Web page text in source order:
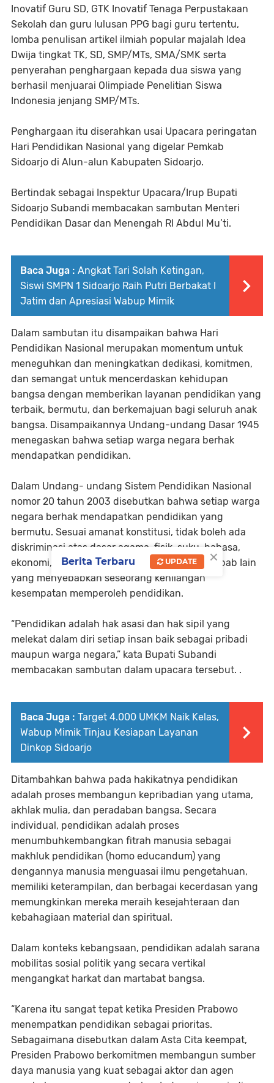
Inovatif Guru SD, GTK Inovatif Tenaga Perpustakaan
Sekolah dan guru lulusan PPG bagi guru tertentu,
lomba penulisan artikel ilmiah popular majalah Idea
Dwija tingkat TK, SD, SMP/MTs, SMA/SMK serta
penyerahan penghargaan kepada dua siswa yang
berhasil menjuarai Olimpiade Penelitian Siswa
Indonesia jenjang SMP/MTs.
Penghargaan itu diserahkan usai Upacara peringatan
Hari Pendidikan Nasional yang digelar Pemkab
Sidoarjo di Alun-alun Kabupaten Sidoarjo.
Bertindak sebagai Inspektur Upacara/Irup Bupati
Sidoarjo Subandi membacakan sambutan Menteri
Pendidikan Dasar dan Menengah RI Abdul Mu’ti.
Baca Juga : Angkat Tari Solah Ketingan,
Siswi SMPN 1 Sidoarjo Raih Putri Berbakat I
Jatim dan Apresiasi Wabup Mimik
Dalam sambutan itu disampaikan bahwa Hari
Pendidikan Nasional merupakan momentum untuk
meneguhkan dan meningkatkan dedikasi, komitmen,
dan semangat untuk mencerdaskan kehidupan
bangsa dengan memberikan layanan pendidikan yang
terbaik, bermutu, dan berkemajuan bagi seluruh anak
bangsa. Disampaikannya Undang-undang Dasar 1945
menegaskan bahwa setiap warga negara berhak
mendapatkan pendidikan.
Dalam Undang- undang Sistem Pendidikan Nasional
nomor 20 tahun 2003 disebutkan bahwa setiap warga
negara berhak mendapatkan pendidikan yang
bermutu. Sesuai amanat konstitusi, tidak boleh ada
diskriminasi atas dasar agama, fisik, suku, bahasa,
ekonomi, jenis kelamin, domisili dan sebab-sebab Iain
yang menyebabkan seseorang kehilangan
kesempatan memperoleh pendidikan.
“Pendidikan adalah hak asasi dan hak sipil yang
melekat dalam diri setiap insan baik sebagai pribadi
maupun warga negara,” kata Bupati Subandi
membacakan sambutan dalam upacara tersebut. .
Baca Juga : Target 4.000 UMKM Naik Kelas,
Wabup Mimik Tinjau Kesiapan Layanan
Dinkop Sidoarjo
Ditambahkan bahwa pada hakikatnya pendidikan
adalah proses membangun kepribadian yang utama,
akhlak mulia, dan peradaban bangsa. Secara
individual, pendidikan adalah proses
menumbuhkembangkan fitrah manusia sebagai
makhluk pendidikan (homo educandum) yang
dengannya manusia menguasai ilmu pengetahuan,
memiliki keterampilan, dan berbagai kecerdasan yang
memungkinkan mereka meraih kesejahteraan dan
kebahagiaan material dan spiritual.
Dalam konteks kebangsaan, pendidikan adalah sarana
mobilitas sosial politik yang secara vertikal
mengangkat harkat dan martabat bangsa.
“Karena itu sangat tepat ketika Presiden Prabowo
menempatkan pendidikan sebagai prioritas.
Sebagaimana disebutkan dalam Asta Cita keempat,
Presiden Prabowo berkomitmen membangun sumber
daya manusia yang kuat sebagai aktor dan agen
×
Berita Terbaru UPDATE